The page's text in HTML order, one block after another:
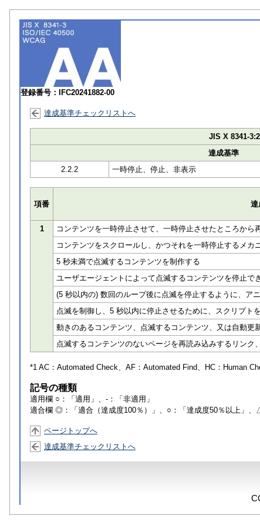
登録番号：IFC20241882-00
達成基準チェックリストへ
JIS X 8341-
達成基準
2.2.2
一時停止、停止、非表示
項番 達
1
コンテンツを一時停止させて、一時停止させたところから
コンテンツをスクロールし、かつそれを一時停止するメ
5 秒未満で点滅するコンテンツを制作する
ユーザエージェントによって点滅するコンテンツを停止で
(5 秒以内の) 数回のループ後に点滅を停止するように、ア
点滅を制御し、5 秒以内に停止させるために、スクリプト
動きのあるコンテンツ、点滅するコンテンツ、又は自動
点滅するコンテンツのないページを再読み込みするリンク
*1 AC： Automated Check、AF： Automated Find、HC： Human
記号の種類
適用欄 ○：「適用」、-：「非適用」
適合欄 ◎：「適合（達成度100％）」、○：「達成度50％以上」
ページトップへ
達成基準チェックリストへ